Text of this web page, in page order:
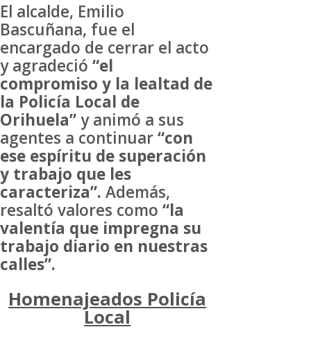
El alcalde, Emilio
Bascuñana, fue el
encargado de cerrar el acto
y agradeció “el
compromiso y la lealtad de
la Policía Local de
Orihuela”y animó a sus
agentes a continuar“con
ese espíritu de superación
y trabajo que les
caracteriza”. Además,
resaltó valores como “la
valentía que impregna su
trabajo diario en nuestras
calles”.
Homenajeados Policía
Local